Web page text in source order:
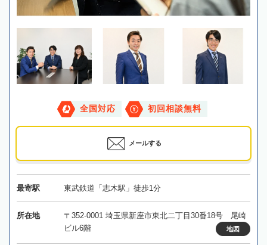
全国対応 初回相談無料
メールする
最寄駅 東武鉄道「志木駅」徒歩1分
所在地
〒352-0001 埼玉県新座市東北二丁目30番18号 尾崎
ビル6階
地図